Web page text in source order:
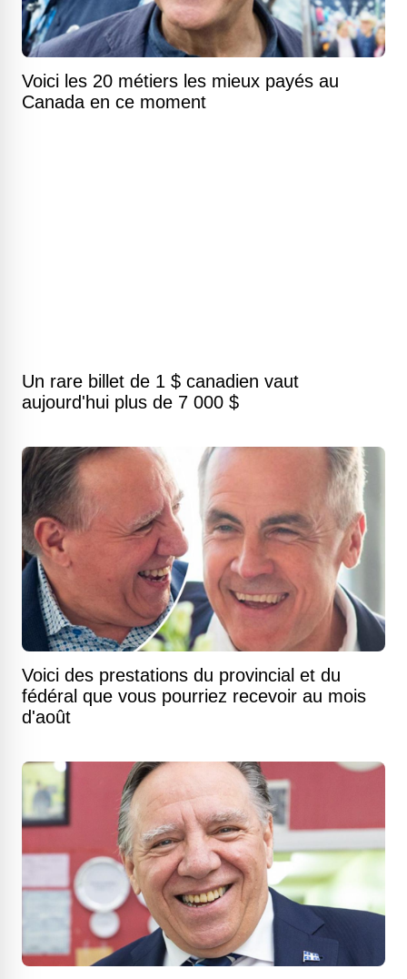
Voici les 20 métiers les mieux payés au
Canada en ce moment
Un rare billet de 1 $ canadien vaut
aujourd'hui plus de 7 000 $
Voici des prestations du provincial et du
fédéral que vous pourriez recevoir au mois
d'août